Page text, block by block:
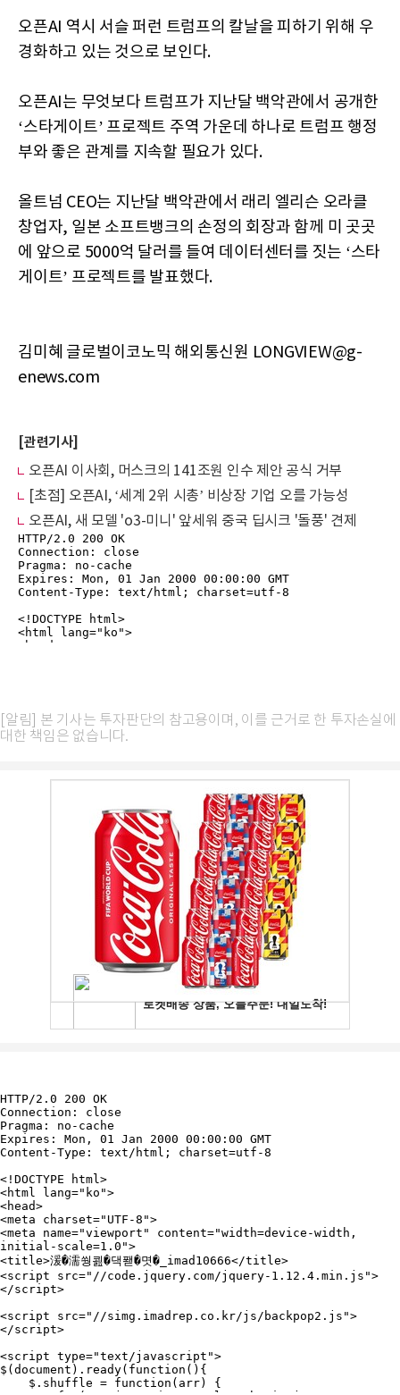
오픈AI 역시 서슬 퍼런 트럼프의 칼날을 피하기 위해 우
경화하고 있는 것으로 보인다.
오픈AI는 무엇보다 트럼프가 지난달 백악관에서 공개한
‘스타게이트’ 프로젝트 주역 가운데 하나로 트럼프 행정
부와 좋은 관계를 지속할 필요가 있다.
올트넘 CEO는 지난달 백악관에서 래리 엘리슨 오라클
창업자, 일본 소프트뱅크의 손정의 회장과 함께 미 곳곳
에 앞으로 5000억 달러를 들여 데이터센터를 짓는 ‘스타
게이트’ 프로젝트를 발표했다.
김미혜 글로벌이코노믹 해외통신원 LONGVIEW@g-
enews.com
[관련기사]
오픈AI 이사회, 머스크의 141조원 인수 제안 공식 거부
[초점] 오픈AI, ‘세계 2위 시총’ 비상장 기업 오를 가능성
오픈AI, 새 모델 'o3-미니' 앞세워 중국 딥시크 '돌풍' 견제
[알림] 본 기사는 투자판단의 참고용이며, 이를 근거로 한 투자손실에
대한 책임은 없습니다.